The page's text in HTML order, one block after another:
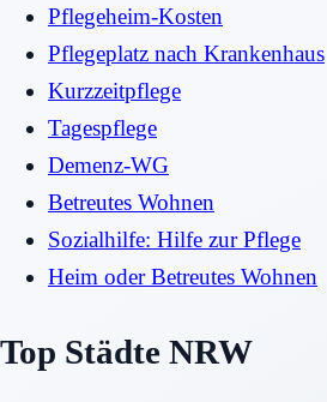
Pflegeheim-Kosten
Pflegeplatz nach Krankenhaus
Kurzzeitpflege
Tagespflege
Demenz-WG
Betreutes Wohnen
Sozialhilfe: Hilfe zur Pflege
Heim oder Betreutes Wohnen
Top Städte NRW